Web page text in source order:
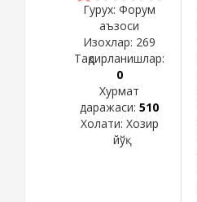
Гурух: Форум
аъзоси
Изохлар: 269
Тақдирланишлар:
0
Хурмат
даражаси: 510
Холати: Хозир
йўқ